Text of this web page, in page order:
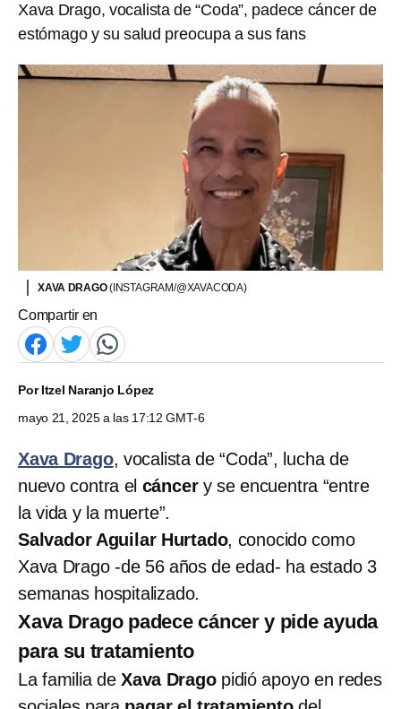
Xava Drago, vocalista de “Coda”, padece cáncer de
estómago y su salud preocupa a sus fans
XAVA DRAGO(INSTAGRAM/@XAVACODA)
Compartir en
PorItzel Naranjo López
mayo 21, 2025 a las 17:12 GMT-6
Xava Drago, vocalista de “Coda”, lucha de
nuevo contra el cáncery se encuentra “entre
la vida y la muerte”.
Salvador Aguilar Hurtado, conocido como
Xava Drago -de 56 años de edad- ha estado 3
semanas hospitalizado.
Xava Drago padece cáncer y pide ayuda
para su tratamiento
La familia de Xava Dragopidió apoyo en redes